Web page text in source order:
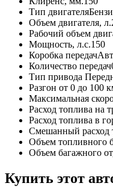
Тип двигателя
Объем двигателя, л.
Рабочий объем
Мощность, л.с.150
Коробка передач
Количество передач
Тип привода
Разгон от 0 до 100
Максимальная
Расход топлива на
Расход топлива в
Смешанный расход
Объем топливного
Объем багажного
Купить этот